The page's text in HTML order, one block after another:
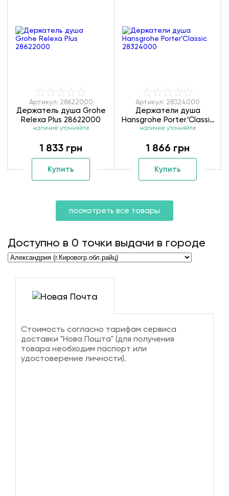
Артикул: 28622000
Держатель душа Grohe
Relexa Plus 28622000
наличие уточняйте
1 833 грн
Купить
Артикул: 28324000
Держатели душа
Hansgrohe Porter’Classic
28324000
наличие уточняйте
1 866 грн
Купить
посмотреть все товары
Доступно в 0 точки выдачи в городе
Стоимость согласно тарифам сервиса
доставки "Нова Пошта" (для получения
товара необходим паспорт или
удостоверение личности).